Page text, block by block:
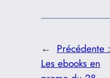
← Précédente :
Les ebooks en